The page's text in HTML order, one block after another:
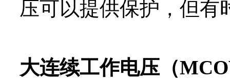
压可以提供保护，但有
大连续工作电压（